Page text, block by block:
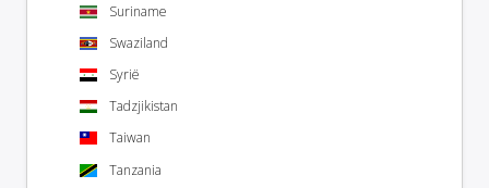
Suriname
Swaziland
Syrië
Tadzjikistan
Taiwan
Tanzania